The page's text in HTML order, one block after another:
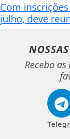
Com
julho, deve
Receba